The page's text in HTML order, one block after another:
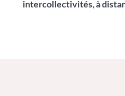
intercollectivités, à